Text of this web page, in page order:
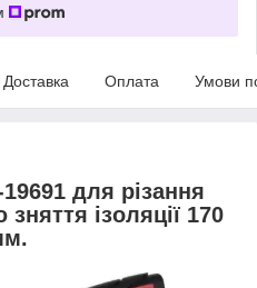
Доставка Оплата Умови
для різання
ізоляції 170